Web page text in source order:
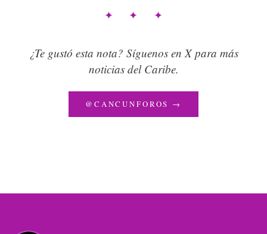
✦ ✦ ✦
¿Te gustó esta nota? Síguenos en X para más
noticias del Caribe.
@CANCUNFOROS →